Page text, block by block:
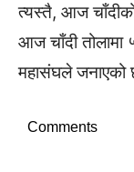
त्यस्तै, आज
आज चाँदी
महासंघले जनाएको
Comments